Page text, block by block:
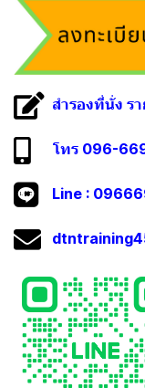
สำรองที่นั่ง ร
โทร 096-
Line :